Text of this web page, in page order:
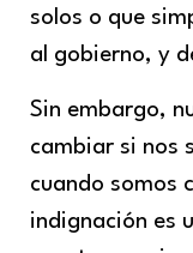
solos o que
al gobierno, y
Sin embargo,
cambiar si nos
cuando somos
indignación es